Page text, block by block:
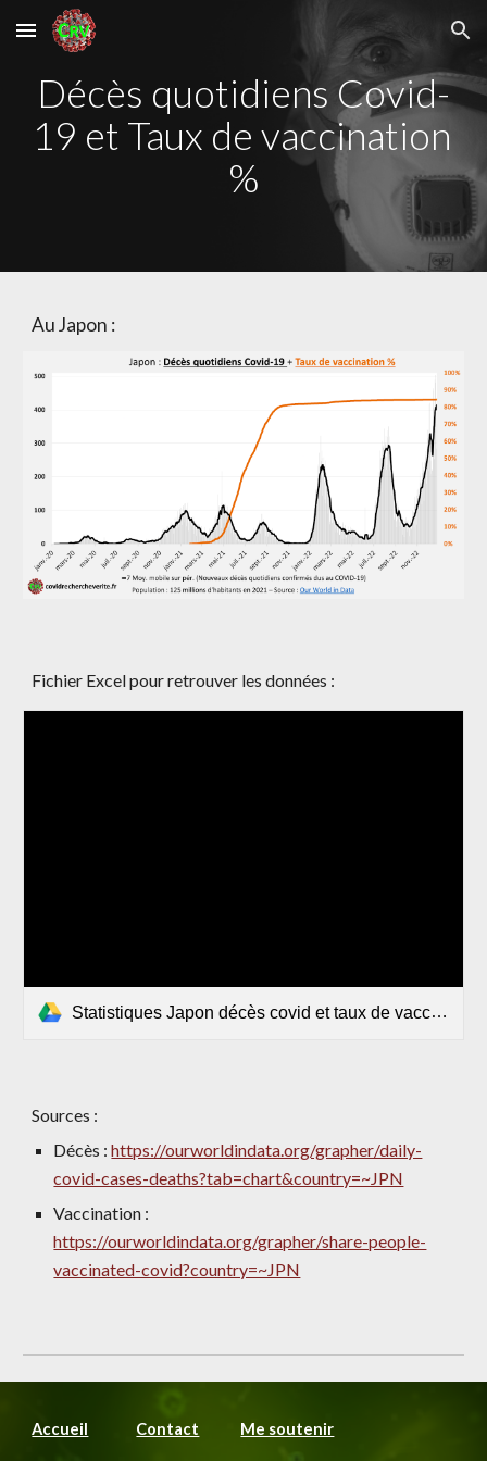
Skip to main content Skip to navigation
Décès quotidiens Covid-
19 et Taux de vaccination
%
Au Japon :
Fichier Excel pour retrouver les données :
Statistiques Japon décès covid et taux de vaccination.xlsx
Sources :
Décès : https://ourworldindata.org/grapher/daily-
covid-cases-deaths?tab=chart&country=~JPN
https://ourworldindata.org/grapher/share-people-
vaccinated-covid?country=~JPN
Accueil Contact Me soutenir